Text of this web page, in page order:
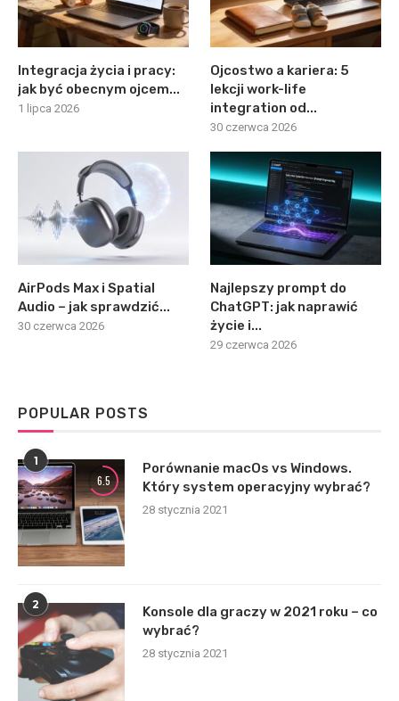
Integracja życia i pracy:
jak być obecnym ojcem...
1 lipca 2026
Ojcostwo a kariera: 5
lekcji work-life
integration od...
30 czerwca 2026
AirPods Max i Spatial
Audio – jak sprawdzić...
30 czerwca 2026
Najlepszy prompt do
ChatGPT: jak naprawić
życie i...
29 czerwca 2026
POPULAR POSTS
1
6.5
Porównanie macOs vs Windows.
Który system operacyjny wybrać?
28 stycznia 2021
2
Konsole dla graczy w 2021 roku – co
wybrać?
28 stycznia 2021